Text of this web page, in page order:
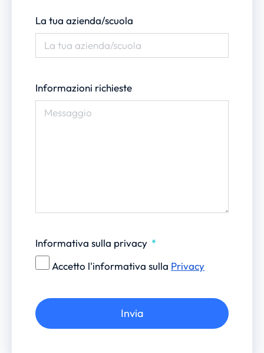
La tua azienda/scuola
Informazioni richieste
Informativa sulla privacy
Accetto l'informativa sulla Privacy
Invia